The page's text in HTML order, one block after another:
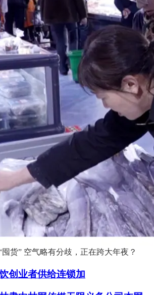
货” 空气略有分歧，正在跨大年夜？
创业者供给连锁加